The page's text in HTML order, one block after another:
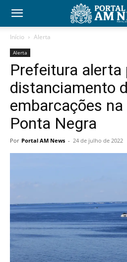
Início Alerta
Alerta
Prefeitura alerta
distanciamento
embarcações na
Ponta Negra
Por Portal AM News - 24 de julho de 2022